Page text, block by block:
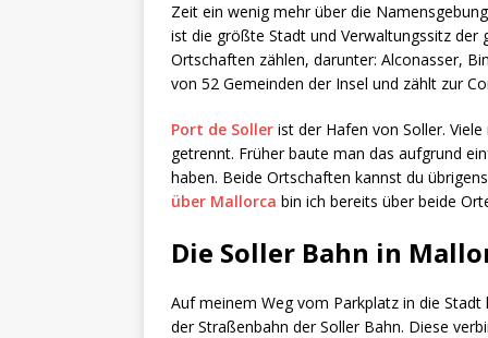
Zeit ein wenig mehr über die
ist die größte Stadt und Verwaltungssitz der
Ortschaften zählen, darunter: Alconasser,
von 52 Gemeinden der Insel und zählt zur
Port de Soller ist der Hafen von Soller.
getrennt. Früher baute man das aufgrund
haben. Beide Ortschaften kannst du
über Mallorca bin ich bereits über beide
Die Soller Bahn in
Auf meinem Weg vom Parkplatz in die
der Straßenbahn der Soller Bahn. Diese